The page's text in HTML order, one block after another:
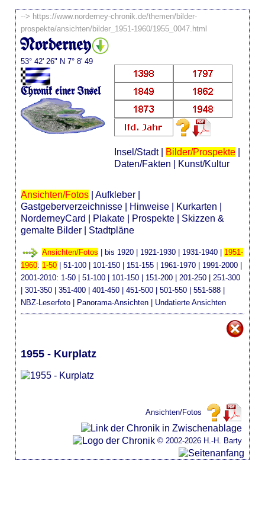
--> https://www.norderney-chronik.de/themen/bilder-
prospekte/ansichten/bilder_1951-1960/1955_0047.html
Norderney
53° 42' 26" N 7° 8' 49
Chronik einer Insel
Insel/Stadt| Bilder/Prospekte|
Daten/Fakten
Kunst/Kultur
Ansichten/Fotos |Aufkleber
Gastgeberverzeichnisse
Hinweise Kurkarten
NorderneyCard
Plakate Prospekte
Skizzen &
gemalte Bilder
Stadtpläne
Ansichten/Fotos bis 1920 1921-1930 1931-1940
1951-
1960: 1-50 |51-100 | 101-150 | 151-155 | 1961-1970 | 1991-2000 |
2001-2010: 1-50 |51-100 | 101-150 | 151-200 | 201-250 | 251-300
|301-350 |351-400 |401-450 |451-500 |501-550 |551-588 |
NBZ-Leserfoto | Panorama-Ansichten | Undatierte Ansichten
1955 - Kurplatz
Ansichten/Fotos
© 2002-2026 H.-H. Barty